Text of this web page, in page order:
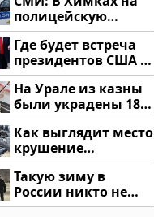
полицейскую
машину напали и
подожгли.
Где будет встреча
президентов США и
России: Европа?
На Урале из казны
были украдены 18
миллионов рублей
Как выглядит место
крушение
вертолета на
Кавказе: смотреть
Такую зиму в
России никто не
ждал: как так?!